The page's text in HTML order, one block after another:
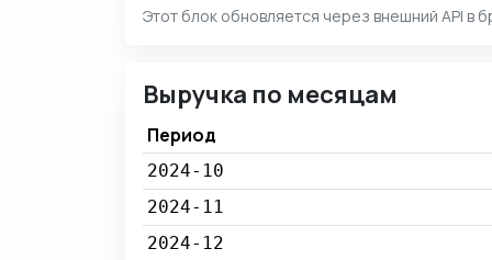
Этот блок обновляется через внешний API в
Выручка по месяцам
Период
2024-10
2024-11
2024-12